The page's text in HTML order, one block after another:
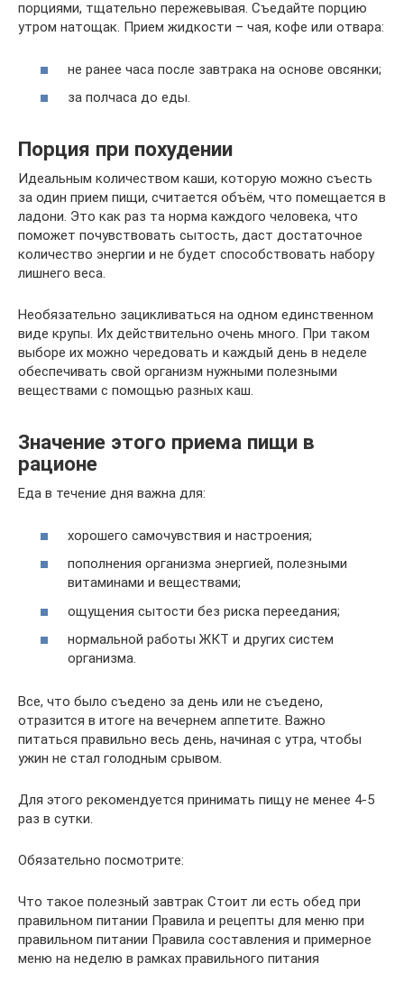
порциями, тщательно пережевывая. Съедайте порцию
утром натощак. Прием жидкости – чая, кофе или отвара:
не ранее часа после завтрака на основе овсянки;
за полчаса до еды.
Порция при похудении
Идеальным количеством каши, которую можно съесть
за один прием пищи, считается объём, что помещается в
ладони. Это как раз та норма каждого человека, что
поможет почувствовать сытость, даст достаточное
количество энергии и не будет способствовать набору
лишнего веса.
Необязательно зацикливаться на одном единственном
виде крупы. Их действительно очень много. При таком
выборе их можно чередовать и каждый день в неделе
обеспечивать свой организм нужными полезными
веществами с помощью разных каш.
Значение этого приема пищи в
рационе
Еда в течение дня важна для:
хорошего самочувствия и настроения;
пополнения организма энергией, полезными
витаминами и веществами;
ощущения сытости без риска переедания;
нормальной работы ЖКТ и других систем
организма.
Все, что было съедено за день или не съедено,
отразится в итоге на вечернем аппетите. Важно
питаться правильно весь день, начиная с утра, чтобы
ужин не стал голодным срывом.
Для этого рекомендуется принимать пищу не менее 4-5
раз в сутки.
Обязательно посмотрите:
Что такое полезный завтрак Стоит ли есть обед при
правильном питании Правила и рецепты для меню при
правильном питании Правила составления и примерное
меню на неделю в рамках правильного питания